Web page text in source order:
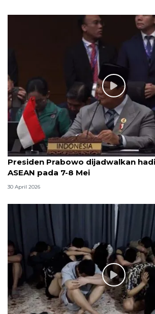
Presiden Prabowo dijadwalkan
ASEAN pada 7-8 Mei
30 April 2026